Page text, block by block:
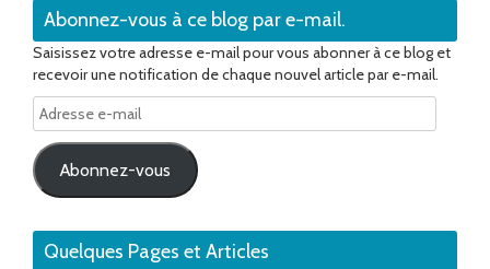
Abonnez-vous à ce blog par e-mail.
Saisissez votre adresse e-mail pour vous abonner à ce blog et
recevoir une notification de chaque nouvel article par e-mail.
Adresse
e-
mail
Abonnez-vous
Quelques Pages et Articles